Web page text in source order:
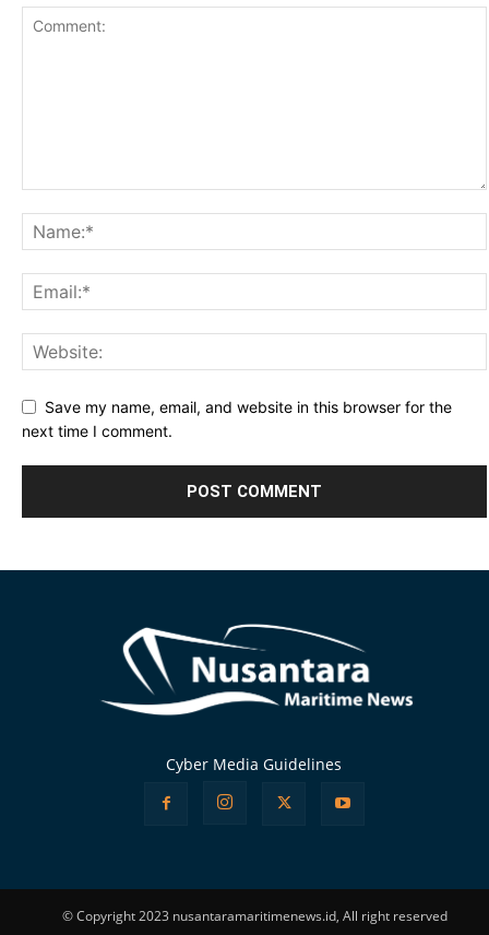
Save my name, email, and website in this browser for the
next time I comment.
Cyber Media Guidelines
© Copyright 2023 nusantaramaritimenews.id, All right reserved